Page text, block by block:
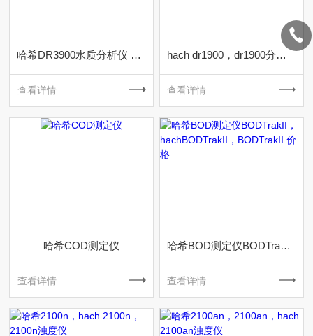
哈希DR3900水质分析仪 测COD 氨氮总磷总氮
查看详情
hach dr1900，dr1900分光光度计，dr1900 货号
查看详情
哈希COD测定仪
查看详情
哈希BOD测定仪BODTrakII，hachBODTrakII，BODTrakII 价格
查看详情